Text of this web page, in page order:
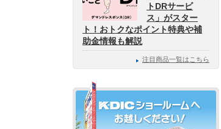
トDRサービ
ス」がスター
ト！おトクなポイント特典や補
助金情報も解説
注目商品一覧はこちら